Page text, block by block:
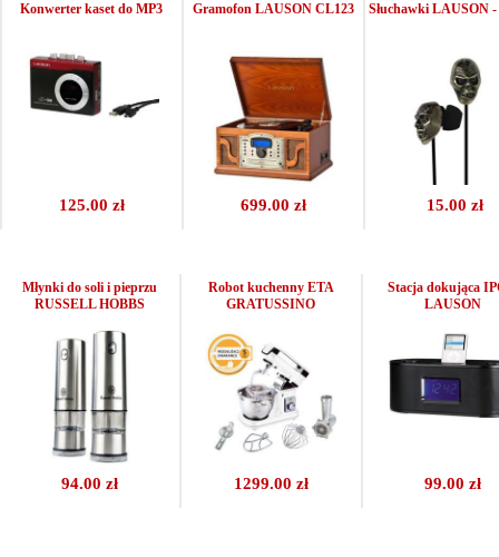
125.00 zł
Konwerter kaset do MP3
699.00 zł
Gramofon LAUSON CL123
15.00 zł
Słuchawki LAUSON -
94.00 zł
Młynki do soli i pieprzu
RUSSELL HOBBS
1299.00 zł
Robot kuchenny ETA
GRATUSSINO
99.00 zł
Stacja dokująca
LAUSON